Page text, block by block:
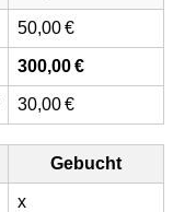
50,00 €
300,00 €
30,00 €
Gebucht
x